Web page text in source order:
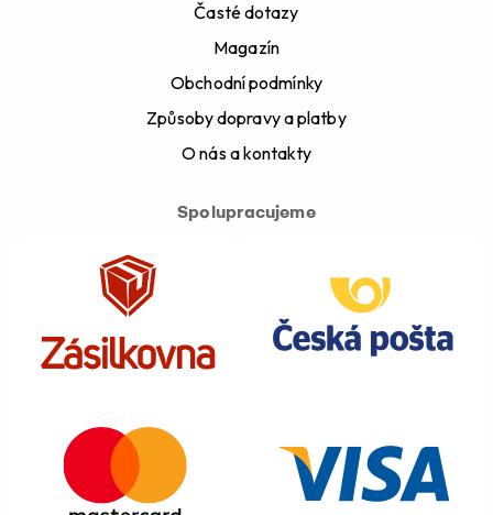
Časté dotazy
Magazín
Obchodní podmínky
Způsoby dopravy a platby
O nás a kontakty
Spolupracujeme